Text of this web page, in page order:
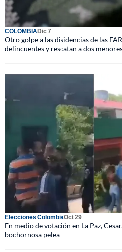
COLOMBIADic 7
Otro golpe a las disidencias de las
delincuentes y rescatan a dos menores
Elecciones ColombiaOct 29
En medio de votación en La Paz,
bochornosa pelea